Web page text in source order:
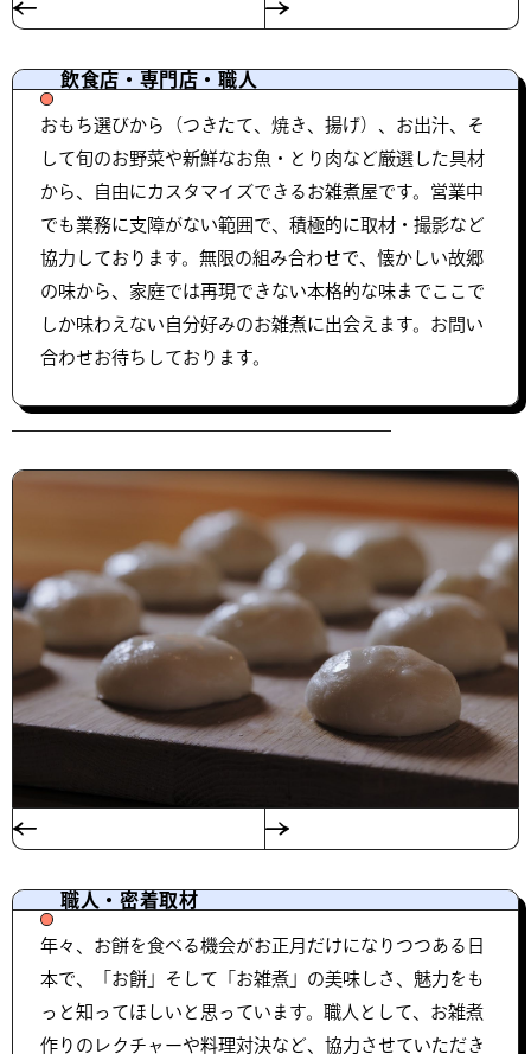
飲食店・専門店・職人
おもち選びから（つきたて、焼き、揚げ）、お出汁、そ
して旬のお野菜や新鮮なお魚・とり肉など厳選した具材
から、自由にカスタマイズできるお雑煮屋です。営業中
でも業務に支障がない範囲で、積極的に取材・撮影など
協力しております。無限の組み合わせで、懐かしい故郷
の味から、家庭では再現できない本格的な味までここで
しか味わえない自分好みのお雑煮に出会えます。お問い
合わせお待ちしております。
職人・密着取材
年々、お餅を食べる機会がお正月だけになりつつある日
本で、「お餅」そして「お雑煮」の美味しさ、魅力をも
っと知ってほしいと思っています。職人として、お雑煮
作りのレクチャーや料理対決など、協力させていただき